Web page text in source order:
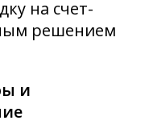
на счет-
решением
и